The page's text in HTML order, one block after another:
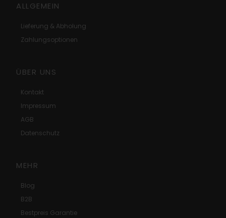
ALLGEMEIN
Lieferung & Abholung
Zahlungsoptionen
ÜBER UNS
Kontakt
Impressum
AGB
Datenschutz
MEHR
Blog
B2B
Bestpreis Garantie